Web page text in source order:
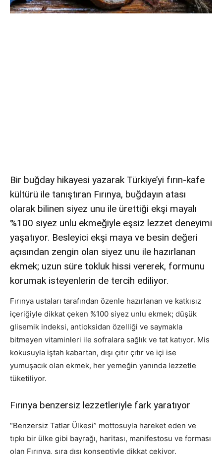
Bir buğday hikayesi yazarak Türkiye’yi fırın-kafe
kültürü ile tanıştıran Fırınya, buğdayın atası
olarak bilinen siyez unu ile ürettiği ekşi mayalı
%100 siyez unlu ekmeğiyle eşsiz lezzet deneyimi
yaşatıyor. Besleyici ekşi maya ve besin değeri
açısından zengin olan siyez unu ile hazırlanan
ekmek; uzun süre tokluk hissi vererek, formunu
korumak isteyenlerin de tercih ediliyor.
Fırınya ustaları tarafından özenle hazırlanan ve katkısız
içeriğiyle dikkat çeken %100 siyez unlu ekmek; düşük
glisemik indeksi, antioksidan özelliği ve saymakla
bitmeyen vitaminleri ile sofralara sağlık ve tat katıyor. Mis
kokusuyla iştah kabartan, dışı çıtır çıtır ve içi ise
yumuşacık olan ekmek, her yemeğin yanında lezzetle
tüketiliyor.
Fırınya benzersiz lezzetleriyle fark yaratıyor
“Benzersiz Tatlar Ülkesi” mottosuyla hareket eden ve
tıpkı bir ülke gibi bayrağı, haritası, manifestosu ve forması
olan Fırınya, sıra dışı konseptiyle dikkat çekiyor.